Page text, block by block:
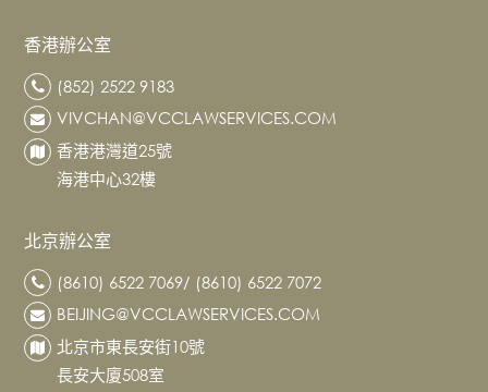
香港辦公室
(852) 2522 9183
VIVCHAN@VCCLAWSERVICES.COM
香港港灣道25號
海港中心32樓
北京辦公室
(8610) 6522 7069/ (8610) 6522 7072
BEIJING@VCCLAWSERVICES.COM
北京市東長安街10號
長安大廈508室
知
產
權
白
護
和
調